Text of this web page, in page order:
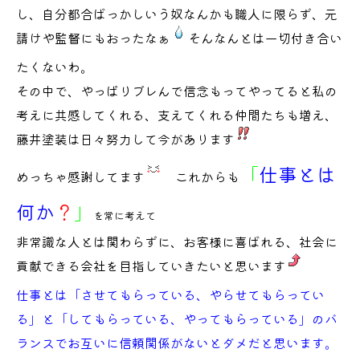
し、自分都合ばっかしいう奴なんかも職人に限らず、元
請けや監督にもおったなぁ
そんなんとは一切付き合い
たくないわ。
その中で、やっぱりブレんで信念もってやってると私の
考えに共感してくれる、支えてくれる仲間たちも増え、
藤井塗装は日々努力して今があります
めっちゃ感謝してます
これからも 「仕事とは
何か ？ 」 を常に考えて
非常識な人とは関わらずに、お客様に喜ばれる、社会に
貢献できる会社を目指していきたいと思います
仕事とは「させてもらっている、やらせてもらってい
る」と「してもらっている、やってもらっている」のバ
ランスでお互いに信頼関係がないとダメだと思います。